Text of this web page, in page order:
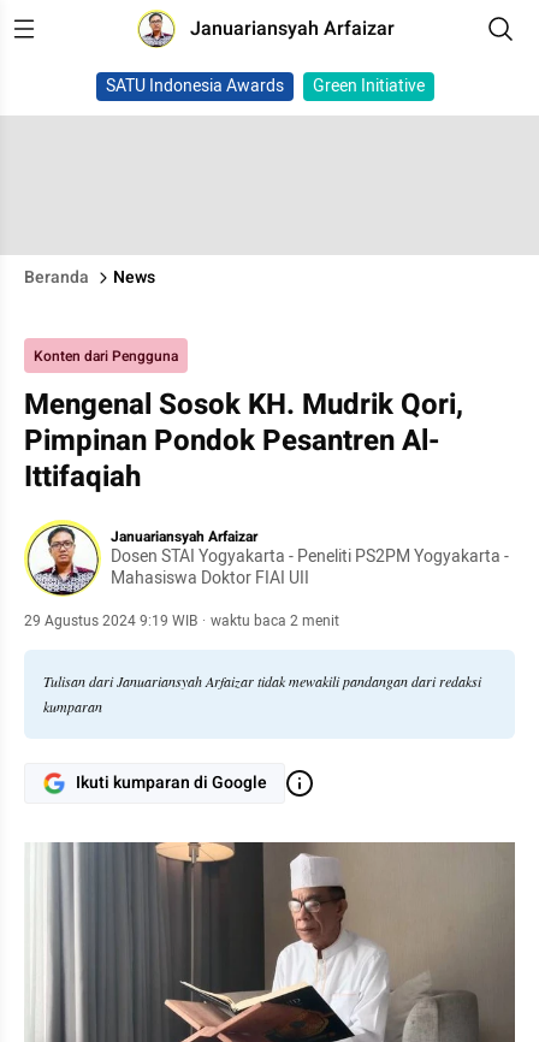
Januariansyah Arfaizar
SATU Indonesia Awards Green Initiative
Beranda News
Konten dari Pengguna
Mengenal Sosok KH. Mudrik Qori,
Pimpinan Pondok Pesantren Al-
Ittifaqiah
Januariansyah Arfaizar
Dosen STAI Yogyakarta - Peneliti PS2PM Yogyakarta -
Mahasiswa Doktor FIAI UII
29 Agustus 2024 9:19 WIB · waktu baca 2 menit
Tulisan dari Januariansyah Arfaizar tidak mewakili pandangan dari redaksi
kumparan
Ikuti kumparan di Google